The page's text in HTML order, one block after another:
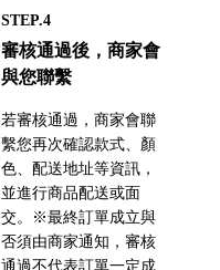
STEP.4
審核通過後，商家會
與您聯繫
若審核通過，商家會聯
繫您再次確認款式、顏
色、配送地址等資訊，
並進行商品配送或面
交。※最終訂單成立與
否須由商家通知，審核
通過不代表訂單一定成